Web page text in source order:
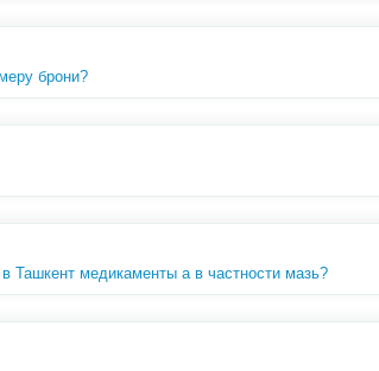
брони?
Ташкент медикаменты а в частности мазь?